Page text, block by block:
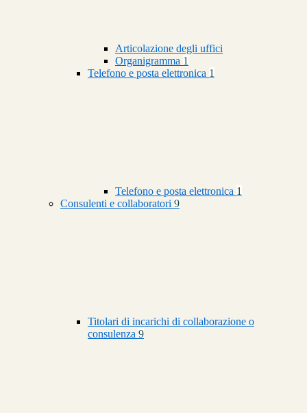
Articolazione degli uffici
Organigramma 1
Telefono e posta elettronica 1
Telefono e posta elettronica 1
Consulenti e collaboratori 9
Titolari di incarichi di collaborazione o
consulenza 9